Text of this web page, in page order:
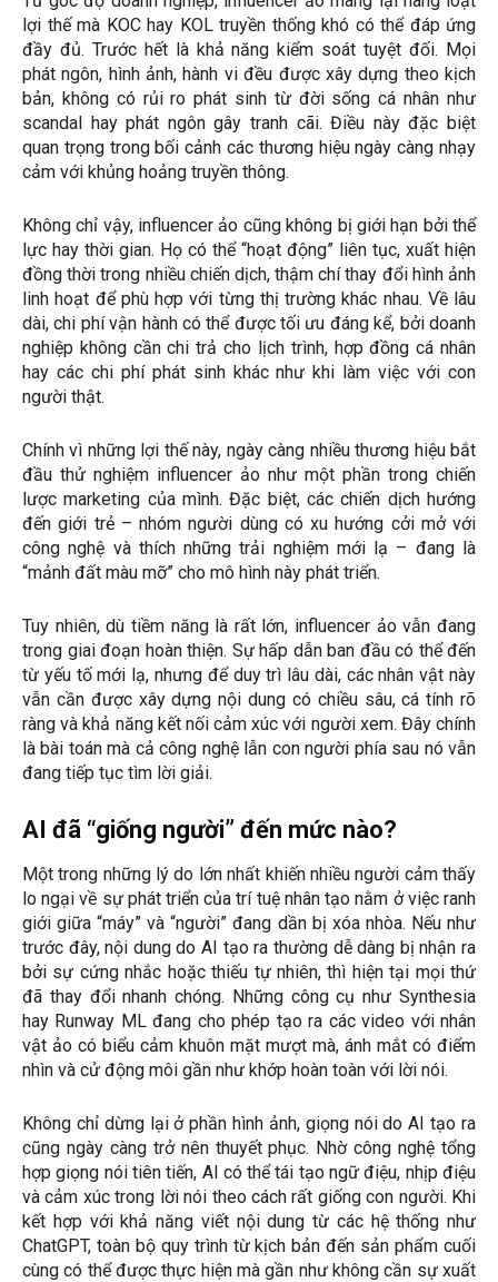
lợi thế mà KOC hay KOL truyền thống khó có thể đáp ứng
đầy đủ. Trước hết là khả năng kiểm soát tuyệt đối. Mọi
phát ngôn, hình ảnh, hành vi đều được xây dựng theo kịch
bản, không có rủi ro phát sinh từ đời sống cá nhân như
scandal hay phát ngôn gây tranh cãi. Điều này đặc biệt
quan trọng trong bối cảnh các thương hiệu ngày càng nhạy
cảm với khủng hoảng truyền thông.
Không chỉ vậy, influencer ảo cũng không bị giới hạn bởi thể
lực hay thời gian. Họ có thể “hoạt động” liên tục, xuất hiện
đồng thời trong nhiều chiến dịch, thậm chí thay đổi hình ảnh
linh hoạt để phù hợp với từng thị trường khác nhau. Về lâu
dài, chi phí vận hành có thể được tối ưu đáng kể, bởi doanh
nghiệp không cần chi trả cho lịch trình, hợp đồng cá nhân
hay các chi phí phát sinh khác như khi làm việc với con
người thật.
Chính vì những lợi thế này, ngày càng nhiều thương hiệu bắt
đầu thử nghiệm influencer ảo như một phần trong chiến
lược marketing của mình. Đặc biệt, các chiến dịch hướng
đến giới trẻ – nhóm người dùng có xu hướng cởi mở với
công nghệ và thích những trải nghiệm mới lạ – đang là
“mảnh đất màu mỡ” cho mô hình này phát triển.
Tuy nhiên, dù tiềm năng là rất lớn, influencer ảo vẫn đang
trong giai đoạn hoàn thiện. Sự hấp dẫn ban đầu có thể đến
từ yếu tố mới lạ, nhưng để duy trì lâu dài, các nhân vật này
vẫn cần được xây dựng nội dung có chiều sâu, cá tính rõ
ràng và khả năng kết nối cảm xúc với người xem. Đây chính
là bài toán mà cả công nghệ lẫn con người phía sau nó vẫn
đang tiếp tục tìm lời giải.
AI đã “giống người” đến mức nào?
Một trong những lý do lớn nhất khiến nhiều người cảm thấy
lo ngại về sự phát triển của trí tuệ nhân tạo nằm ở việc ranh
giới giữa “máy” và “người” đang dần bị xóa nhòa. Nếu như
trước đây, nội dung do AI tạo ra thường dễ dàng bị nhận ra
bởi sự cứng nhắc hoặc thiếu tự nhiên, thì hiện tại mọi thứ
đã thay đổi nhanh chóng. Những công cụ như Synthesia
hay Runway ML đang cho phép tạo ra các video với nhân
vật ảo có biểu cảm khuôn mặt mượt mà, ánh mắt có điểm
nhìn và cử động môi gần như khớp hoàn toàn với lời nói.
Không chỉ dừng lại ở phần hình ảnh, giọng nói do AI tạo ra
cũng ngày càng trở nên thuyết phục. Nhờ công nghệ tổng
hợp giọng nói tiên tiến, AI có thể tái tạo ngữ điệu, nhịp điệu
và cảm xúc trong lời nói theo cách rất giống con người. Khi
kết hợp với khả năng viết nội dung từ các hệ thống như
ChatGPT, toàn bộ quy trình từ kịch bản đến sản phẩm cuối
cùng có thể được thực hiện mà gần như không cần sự xuất